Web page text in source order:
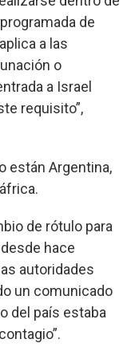
de
a las
o
a Israel
requisito”,
están Argentina,
de rótulo para
hace
autoridades
un comunicado
del país estaba